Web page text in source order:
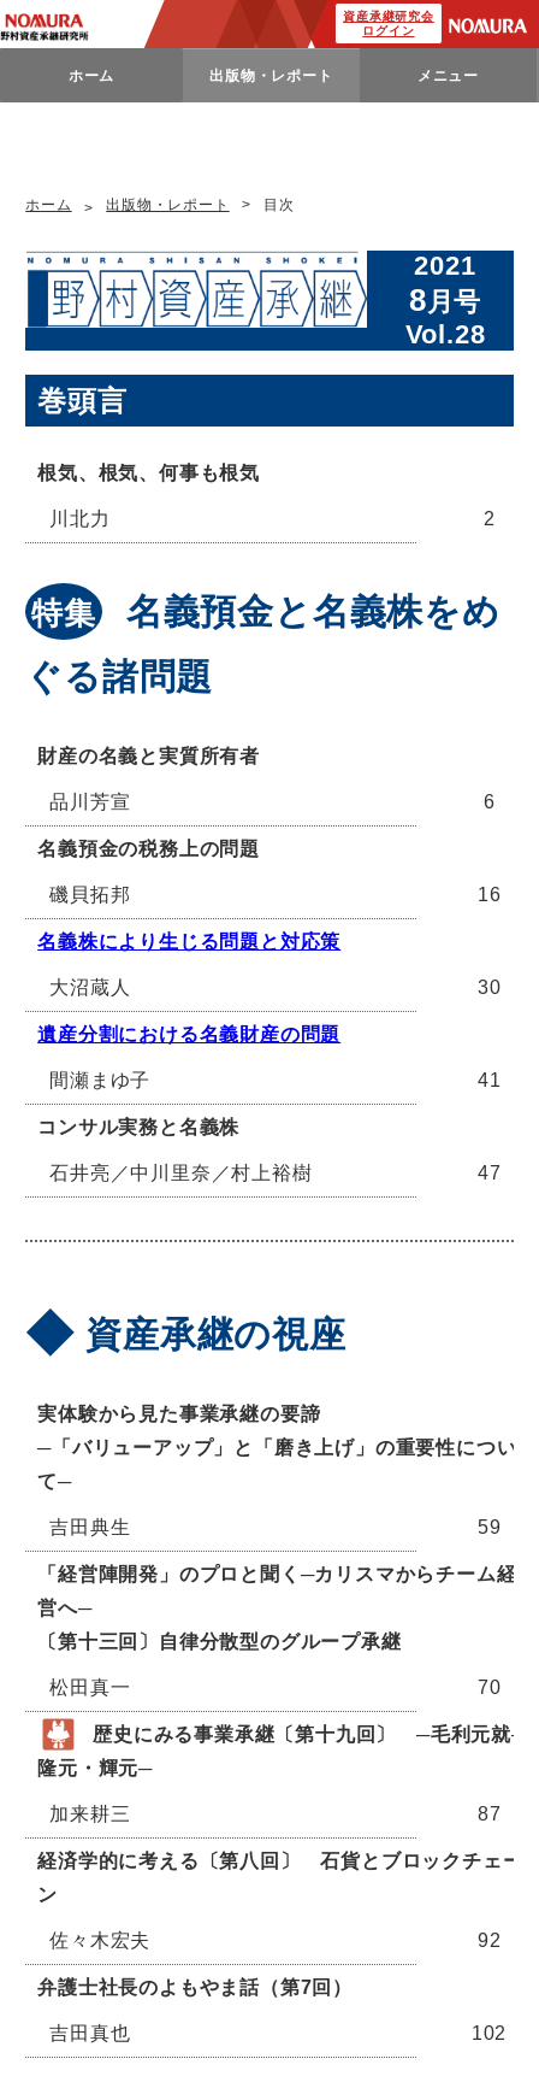
資産承継研究会
ログイン
ホーム 出版物・レポート メニュー
ホーム 出版物・レポート 目次
2021
8月号
Vol.28
巻頭言
根気、根気、何事も根気
川北力 2
特集
名義預金と名義株をめ
ぐる諸問題
財産の名義と実質所有者
品川芳宣 6
名義預金の税務上の問題
磯貝拓邦 16
名義株により生じる問題と対応策
大沼蔵人 30
遺産分割における名義財産の問題
間瀬まゆ子 41
コンサル実務と名義株
石井亮／中川里奈／村上裕樹 47
資産承継の視座
実体験から見た事業承継の要諦
─「バリューアップ」と「磨き上げ」の重要性につい
て─
吉田典生 59
「経営陣開発」のプロと聞く─カリスマからチーム経
営へ─
〔第十三回〕自律分散型のグループ承継
松田真一 70
歴史にみる事業承継〔第十九回〕 ─毛利元就─
隆元・輝元─
加来耕三 87
経済学的に考える〔第八回〕 石貨とブロックチェー
ン
佐々木宏夫 92
弁護士社長のよもやま話（第7回）
吉田真也 102